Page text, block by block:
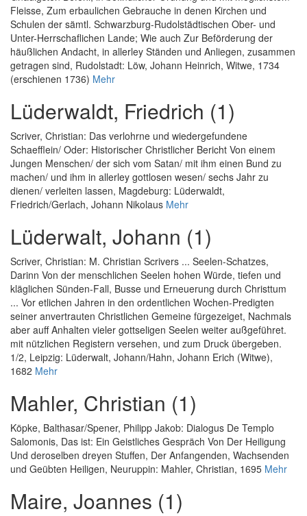
Fleisse, Zum erbaulichen Gebrauche in denen Kirchen und
Schulen der sämtl. Schwarzburg-Rudolstädtischen Ober- und
Unter-Herrschaflichen Lande; Wie auch Zur Beförderung der
häußlichen Andacht, in allerley Ständen und Anliegen, zusammen
getragen sind, Rudolstadt: Löw, Johann Heinrich, Witwe, 1734
(erschienen 1736) Mehr
Lüderwaldt, Friedrich (1)
Scriver, Christian: Das verlohrne und wiedergefundene
Schaefflein/ Oder: Historischer Christlicher Bericht Von einem
Jungen Menschen/ der sich vom Satan/ mit ihm einen Bund zu
machen/ und ihm in allerley gottlosen wesen/ sechs Jahr zu
dienen/ verleiten lassen, Magdeburg: Lüderwaldt,
Friedrich/Gerlach, Johann Nikolaus Mehr
Lüderwalt, Johann (1)
Scriver, Christian: M. Christian Scrivers ... Seelen-Schatzes,
Darinn Von der menschlichen Seelen hohen Würde, tiefen und
kläglichen Sünden-Fall, Busse und Erneuerung durch Christtum
... Vor etlichen Jahren in den ordentlichen Wochen-Predigten
seiner anvertrauten Christlichen Gemeine fürgezeiget, Nachmals
aber auff Anhalten vieler gottseligen Seelen weiter außgeführet.
mit nützlichen Registern versehen, und zum Druck übergeben.
1/2, Leipzig: Lüderwalt, Johann/Hahn, Johann Erich (Witwe),
1682 Mehr
Mahler, Christian (1)
Köpke, Balthasar/Spener, Philipp Jakob: Dialogus De Templo
Salomonis, Das ist: Ein Geistliches Gespräch Von Der Heiligung
Und deroselben dreyen Stuffen, Der Anfangenden, Wachsenden
und Geübten Heiligen, Neuruppin: Mahler, Christian, 1695 Mehr
Maire, Joannes (1)